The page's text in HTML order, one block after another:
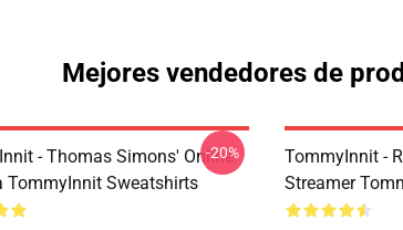
Mejores vendedores de
- Thomas Simons' Online
TommyInnit Sweatshirts
-20%
TommyInnit -
Streamer